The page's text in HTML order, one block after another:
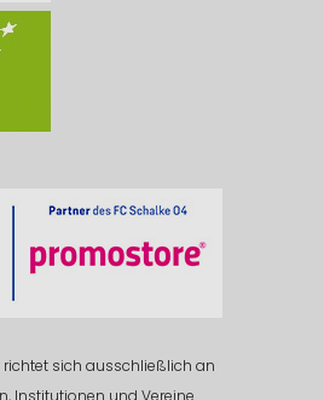
richtet sich ausschließlich an
Institutionen und Vereine.